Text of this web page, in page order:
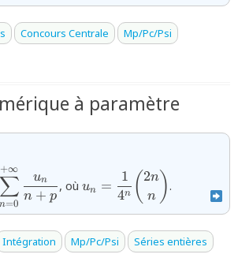
Concours Centrale
Mp/Pc/Psi
à paramètre
n=0
∑
+∞
n + p
un , où
{u_{n}=\dfrac{1}
{4^n}\dbinom{2n}
un =
4n
1 ( n
2n ).
Intégration Mp/Pc/Psi
Séries entières